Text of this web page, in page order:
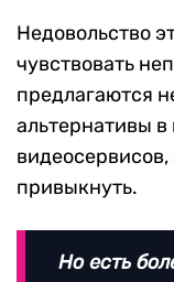
Недовольство
чувствовать
предлагаются
альтернативы
привыкнуть.
Но есть